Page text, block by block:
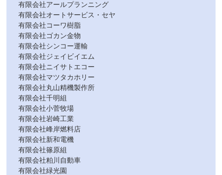
有限会社アールプランニング
有限会社オートサービス・セヤ
有限会社コーワ樹脂
有限会社ゴカン金物
有限会社シンコー運輸
有限会社ジェイビイエム
有限会社ニイサトエコー
有限会社マツタカホリー
有限会社丸山精機製作所
有限会社千明組
有限会社小菅牧場
有限会社岩崎工業
有限会社峰岸燃料店
有限会社新和電機
有限会社篠原組
有限会社粕川自動車
有限会社緑光園